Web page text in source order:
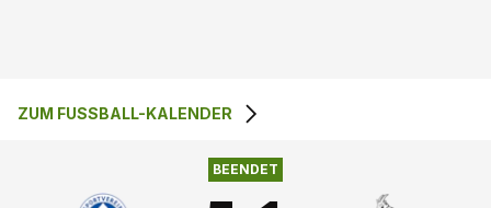
5 :1
ZUM FUSSBALL-KALENDER
BEENDET